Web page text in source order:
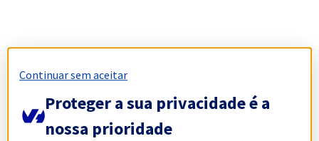
Continuar sem aceitar
Proteger a sua privacidade é a
nossa prioridade